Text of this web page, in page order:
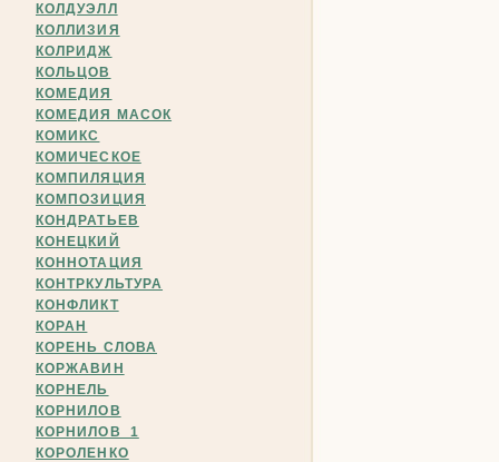
КОЛДУЭЛЛ
КОЛЛИЗИЯ
КОЛРИДЖ
КОЛЬЦОВ
КОМЕДИЯ
КОМЕДИЯ МАСОК
КОМИКС
КОМИЧЕСКОЕ
КОМПИЛЯЦИЯ
КОМПОЗИЦИЯ
КОНДРАТЬЕВ
КОНЕЦКИЙ
КОННОТАЦИЯ
КОНТРКУЛЬТУРА
КОНФЛИКТ
КОРАН
КОРЕНЬ СЛОВА
КОРЖАВИН
КОРНЕЛЬ
КОРНИЛОВ
КОРНИЛОВ_1
КОРОЛЕНКО